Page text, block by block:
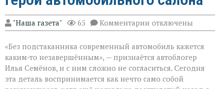
"Наша газета" 65 Комментарии к
записи
незаметный
герой
автомобильного
салона
отключены
«Без подстаканника современный автомобиль кажется
каким‑то незавершённым», — признаётся автоблогер
Илья Семёнов, и с ним сложно не согласиться. Сегодня
эта деталь воспринимается как нечто само собой